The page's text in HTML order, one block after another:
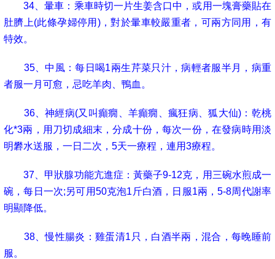
34 、暈車：乘車時切一片生姜含口中，或用一塊膏藥貼在
肚臍上(此條孕婦停用 )，對於暈車較嚴重者，可兩方同用，有
特效。
35、中風：每日喝1兩生芹菜只汁，病輕者服半月，病重
者服一月可愈，忌吃羊肉、鴨血。
36、神經病(又叫癲癇、羊癲癇、瘋狂病、狐大仙) ：乾桃
化*3兩 ，用刀切成細末，分成十份，每次一份，在發病時用淡
明礬水送服，一日二次，5天一療程，連用3療程。
37 、甲狀腺功能亢進症：黃藥子9-12克 ，用三碗水煎成一
碗，每日一次;另可用50克泡1 斤白酒，日服1兩，5-8周代謝率
明顯降低。
38、慢性腸炎：雞蛋清1 只，白酒半兩，混合，每晚睡前
服。